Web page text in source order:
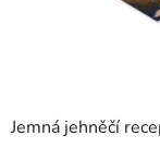
Jemná jehněčí